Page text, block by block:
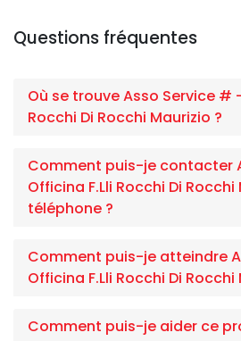
Questions fréquentes
Où se trouve Asso Service #
Rocchi Di Rocchi Maurizio ?
Comment puis-je contacter
Officina F.Lli Rocchi Di
téléphone ?
Comment puis-je atteindre
Officina F.Lli Rocchi Di Rocchi
Comment puis-je aider ce